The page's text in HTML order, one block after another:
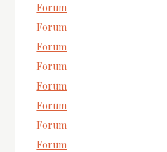
Forum
Forum
Forum
Forum
Forum
Forum
Forum
Forum